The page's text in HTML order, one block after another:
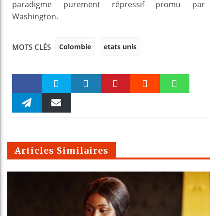
paradigme purement répressif promu par
Washington.
MOTS CLÉS Colombie etats unis
Faceboo Twitter
m
Articles Similaires